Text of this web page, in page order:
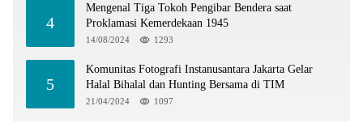
4
Mengenal Tiga Tokoh Pengibar Bendera saat
Proklamasi Kemerdekaan 1945
14/08/2024 1293
5
Komunitas Fotografi Instanusantara Jakarta Gelar
Halal Bihalal dan Hunting Bersama di TIM
21/04/2024 1097